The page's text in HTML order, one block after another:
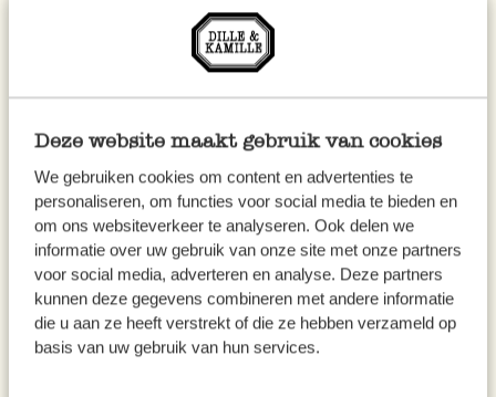
Deze website maakt gebruik van cookies
We gebruiken cookies om content en advertenties te
personaliseren, om functies voor social media te bieden en
om ons websiteverkeer te analyseren. Ook delen we
informatie over uw gebruik van onze site met onze partners
voor social media, adverteren en analyse. Deze partners
kunnen deze gegevens combineren met andere informatie
die u aan ze heeft verstrekt of die ze hebben verzameld op
basis van uw gebruik van hun services.
Vingerpopje olifant
€ 4,50
Niet online, bekijk
winkelvoorraad
gebreid, beertje
€ 14,95